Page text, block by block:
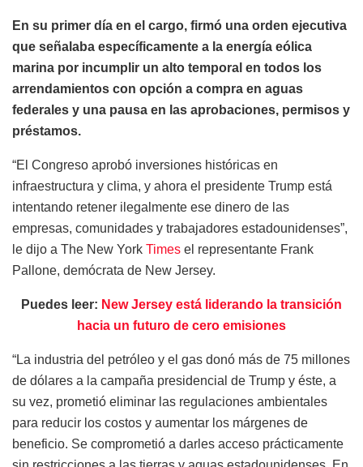
En su primer día en el cargo, firmó una orden ejecutiva
que señalaba específicamente a la energía eólica
marina por incumplir un alto temporal en todos los
arrendamientos con opción a compra en aguas
federales y una pausa en las aprobaciones, permisos y
préstamos.
“El Congreso aprobó inversiones históricas en
infraestructura y clima, y ​​ahora el presidente Trump está
intentando retener ilegalmente ese dinero de las
empresas, comunidades y trabajadores estadounidenses”,
le dijo a The New York Times el representante Frank
Pallone, demócrata de New Jersey.
Puedes leer: New Jersey está liderando la transición
hacia un futuro de cero emisiones
“La industria del petróleo y el gas donó más de 75 millones
de dólares a la campaña presidencial de Trump y éste, a
su vez, prometió eliminar las regulaciones ambientales
para reducir los costos y aumentar los márgenes de
beneficio. Se comprometió a darles acceso prácticamente